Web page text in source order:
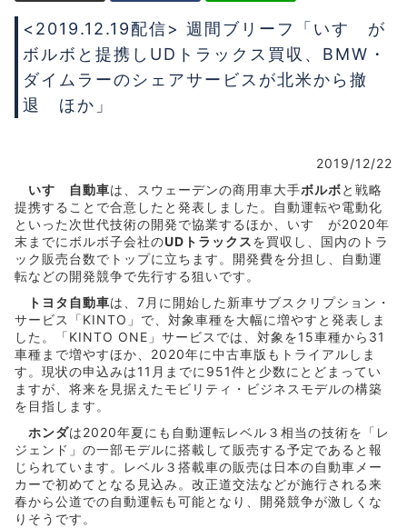
<2019.12.19配信> 週間ブリーフ「いすゞが
ボルボと提携しUDトラックス買収、BMW・
ダイムラーのシェアサービスが北米から撤
退 ほか」
2019/12/22
いすゞ自動車は、スウェーデンの商用車大手ボルボと戦略
提携することで合意したと発表しました。自動運転や電動化
といった次世代技術の開発で協業するほか、いすゞが2020年
末までにボルボ子会社のUDトラックスを買収し、国内のトラ
ック販売台数でトップに立ちます。開発費を分担し、自動運
転などの開発競争で先行する狙いです。
トヨタ自動車は、7月に開始した新車サブスクリプション・
サービス「KINTO」で、対象車種を大幅に増やすと発表しま
した。「KINTO ONE」サービスでは、対象を15車種から31
車種まで増やすほか、2020年に中古車版もトライアルしま
す。現状の申込みは11月までに951件と少数にとどまってい
ますが、将来を見据えたモビリティ・ビジネスモデルの構築
を目指します。
ホンダは2020年夏にも自動運転レベル３相当の技術を「レ
ジェンド」の一部モデルに搭載して販売する予定であると報
じられています。レベル３搭載車の販売は日本の自動車メー
カーで初めてとなる見込み。改正道交法などが施行される来
春から公道での自動運転も可能となり、開発競争が激しくな
りそうです。